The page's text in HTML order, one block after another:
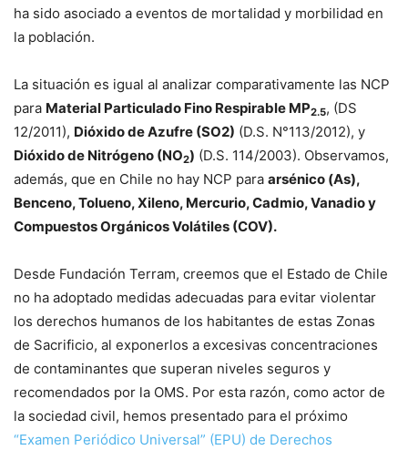
ha sido asociado a eventos de mortalidad y morbilidad en
la población.
La situación es igual al analizar comparativamente las NCP
para Material Particulado Fino Respirable MP2.5, (DS
12/2011), Dióxido de Azufre (SO2) (D.S. N°113/2012), y
Dióxido de Nitrógeno (NO2) (D.S. 114/2003). Observamos,
además, que en Chile no hay NCP para arsénico (As),
Benceno, Tolueno, Xileno, Mercurio, Cadmio, Vanadio y
Compuestos Orgánicos Volátiles (COV).
Desde Fundación Terram, creemos que el Estado de Chile
no ha adoptado medidas adecuadas para evitar violentar
los derechos humanos de los habitantes de estas Zonas
de Sacrificio, al exponerlos a excesivas concentraciones
de contaminantes que superan niveles seguros y
recomendados por la OMS. Por esta razón, como actor de
la sociedad civil, hemos presentado para el próximo
“Examen Periódico Universal” (EPU) de Derechos